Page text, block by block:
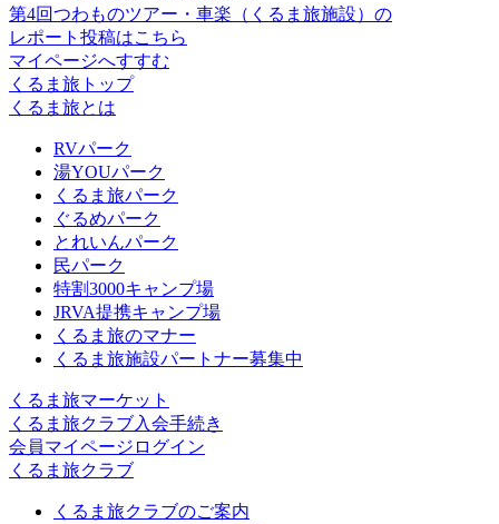
第4回つわものツアー・車楽（くるま旅施設）の
レポート投稿はこちら
マイページへすすむ
くるま旅トップ
くるま旅とは
RVパーク
湯YOUパーク
くるま旅パーク
ぐるめパーク
とれいんパーク
民パーク
特割3000キャンプ場
JRVA提携キャンプ場
くるま旅のマナー
くるま旅施設パートナー募集中
くるま旅マーケット
くるま旅クラブ入会手続き
会員マイページログイン
くるま旅クラブ
くるま旅クラブのご案内